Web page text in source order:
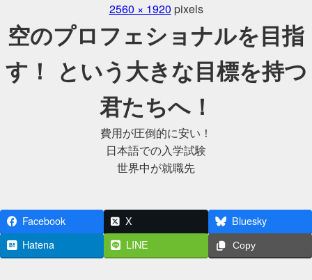
2560 × 1920 pixels
空のプロフェショナルを目指
す！ という大きな目標を持つ
君たちへ！
費用が圧倒的に安い！
日本語での入学試験
世界中が就職先
Facebook X
Bluesky
Hatena
LINE Copy